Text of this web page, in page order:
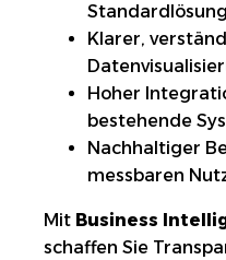
Klarer,
Hoher
bestehende
Nachhaltiger
messbaren
Mit Business
schaffen Sie